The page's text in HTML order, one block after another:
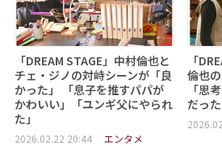
「DREAM STAGE」中村倫也と
チェ・ジノの対峙シーンが「良
かった」 「息子を推すパパが
かわいい」「ユンギ父にやられ
た」
2026.02.22 20:44 エンタメ
「
倫也
「思
だっ